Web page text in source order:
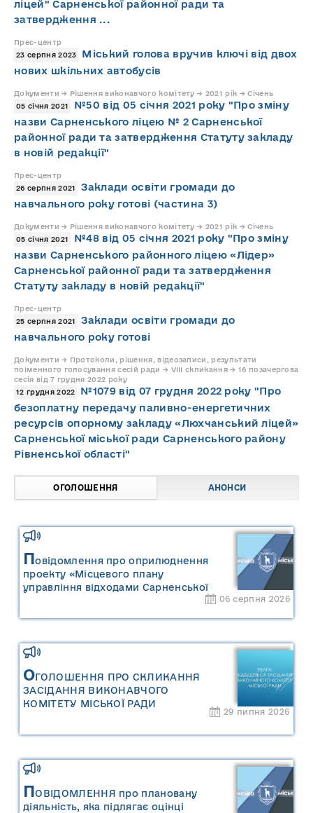
ліцей" Сарненської районної ради та
затвердження ...
Прес-центр
23 серпня 2023
Міський голова вручив ключі від двох
нових шкільних автобусів
Документи → Рішення виконавчого комітету → 2021 рік → Січень
05 січня 2021
№50 від 05 січня 2021 року "Про зміну
назви Сарненського ліцею № 2 Сарненської
районної ради та затвердження Статуту закладу
в новій редакції"
Прес-центр
26 серпня 2021
Заклади освіти громади до
навчального року готові (частина 3)
Документи → Рішення виконавчого комітету → 2021 рік → Січень
05 січня 2021
№48 від 05 січня 2021 року "Про зміну
назви Сарненського районного ліцею «Лідер»
Сарненської районної ради та затвердження
Статуту закладу в новій редакції"
Прес-центр
25 серпня 2021
Заклади освіти громади до
навчального року готові
Документи → Протоколи, рішення, відеозаписи, результати
поіменного голосування сесій ради → VIII скликання → 16 позачергова
сесія від 7 грудня 2022 року
12 грудня 2022
№1079 від 07 грудня 2022 року "Про
безоплатну передачу паливно-енергетичних
ресурсів опорному закладу «Люхчанський ліцей»
Сарненської міської ради Сарненського району
Рівненської області"
ОГОЛОШЕННЯ АНОНСИ
Повідомлення про оприлюднення
проекту «Місцевого плану
управління відходами Сарненської
міської територіальної громади» та
управління відходами Сарненської
міської територіальної громади»
06 серпня 2026
ОГОЛОШЕННЯ ПРО СКЛИКАННЯ
ЗАСІДАННЯ ВИКОНАВЧОГО
КОМІТЕТУ МІСЬКОЇ РАДИ
29 липня 2026
ПОВІДОМЛЕННЯ про плановану
діяльність, яка підлягає оцінці